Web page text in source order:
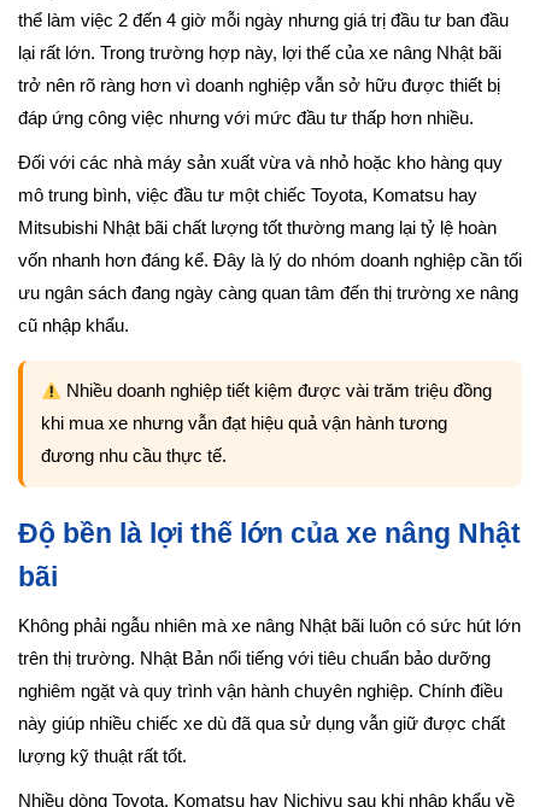
thể làm việc 2 đến 4 giờ mỗi ngày nhưng giá trị đầu tư ban đầu
lại rất lớn. Trong trường hợp này, lợi thế của xe nâng Nhật bãi
trở nên rõ ràng hơn vì doanh nghiệp vẫn sở hữu được thiết bị
đáp ứng công việc nhưng với mức đầu tư thấp hơn nhiều.
Đối với các nhà máy sản xuất vừa và nhỏ hoặc kho hàng quy
mô trung bình, việc đầu tư một chiếc Toyota, Komatsu hay
Mitsubishi Nhật bãi chất lượng tốt thường mang lại tỷ lệ hoàn
vốn nhanh hơn đáng kể. Đây là lý do nhóm doanh nghiệp cần tối
ưu ngân sách đang ngày càng quan tâm đến thị trường xe nâng
cũ nhập khẩu.
Nhiều doanh nghiệp tiết kiệm được vài trăm triệu đồng
khi mua xe nhưng vẫn đạt hiệu quả vận hành tương
đương nhu cầu thực tế.
Độ bền là lợi thế lớn của xe nâng Nhật
bãi
Không phải ngẫu nhiên mà xe nâng Nhật bãi luôn có sức hút lớn
trên thị trường. Nhật Bản nổi tiếng với tiêu chuẩn bảo dưỡng
nghiêm ngặt và quy trình vận hành chuyên nghiệp. Chính điều
này giúp nhiều chiếc xe dù đã qua sử dụng vẫn giữ được chất
lượng kỹ thuật rất tốt.
Nhiều dòng Toyota, Komatsu hay Nichiyu sau khi nhập khẩu về